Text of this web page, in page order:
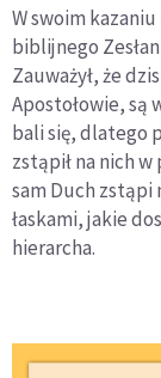
W swoim
biblijnego
Zauważył, że
Apostołowie, są
bali się, dlatego
zstąpił na nich
sam Duch zstąpi
łaskami, jakie
hierarcha.